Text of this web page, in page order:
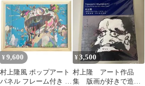
¥ 9,600
村上隆風 ポップアート
パネル フレーム付き 現
¥3,500
村上隆 アート作品
集 版画が好きで造っ